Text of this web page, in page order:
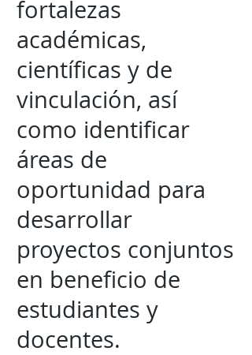
fortalezas
académicas,
científicas y de
vinculación, así
como identificar
áreas de
oportunidad para
desarrollar
proyectos conjuntos
en beneficio de
estudiantes y
docentes.